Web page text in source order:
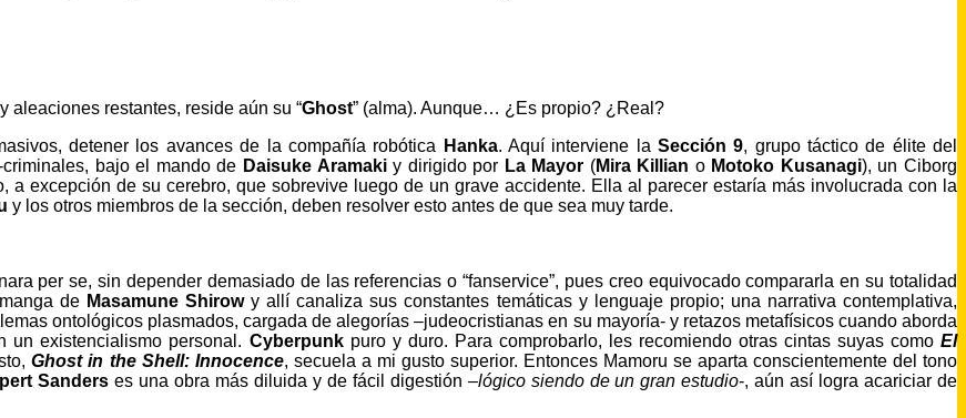
aleaciones restantes, reside aún su “Ghost” (alma). Aunque… ¿Es propio? ¿Real?
detener los avances de la compañía robótica Hanka. Aquí interviene la Sección 9, grupo táctico de élite del
bajo el mando de Daisuke Aramakiy dirigido por La Mayor (Mira Killian o Motoko Kusanagi), un Ciborg
a excepción de su cerebro, que sobrevive luego de un grave accidente. Ella al parecer estaría más involucrada con la
y los otros miembros de la sección, deben resolver esto antes de que sea muy tarde.
per se, sin depender demasiado de las referencias o “fanservice”, pues creo equivocado compararla en su totalidad
de Masamune Shirowy allí canaliza sus constantes temáticas y lenguaje propio; una narrativa contemplativa,
ontológicos plasmados, cargada de alegorías –judeocristianas en su mayoría- y retazos metafísicos cuando aborda
un existencialismo personal. Cyberpunk puro y duro. Para comprobarlo, les recomiendo otras cintas suyas comoEl
Ghost in the Shell: Innocence, secuela a mi gusto superior. Entonces Mamoru se aparta conscientemente del tono
Sanders es una obra más diluida y de fácil digestión –lógico siendo de un gran estudio-, aún así logra acariciar de